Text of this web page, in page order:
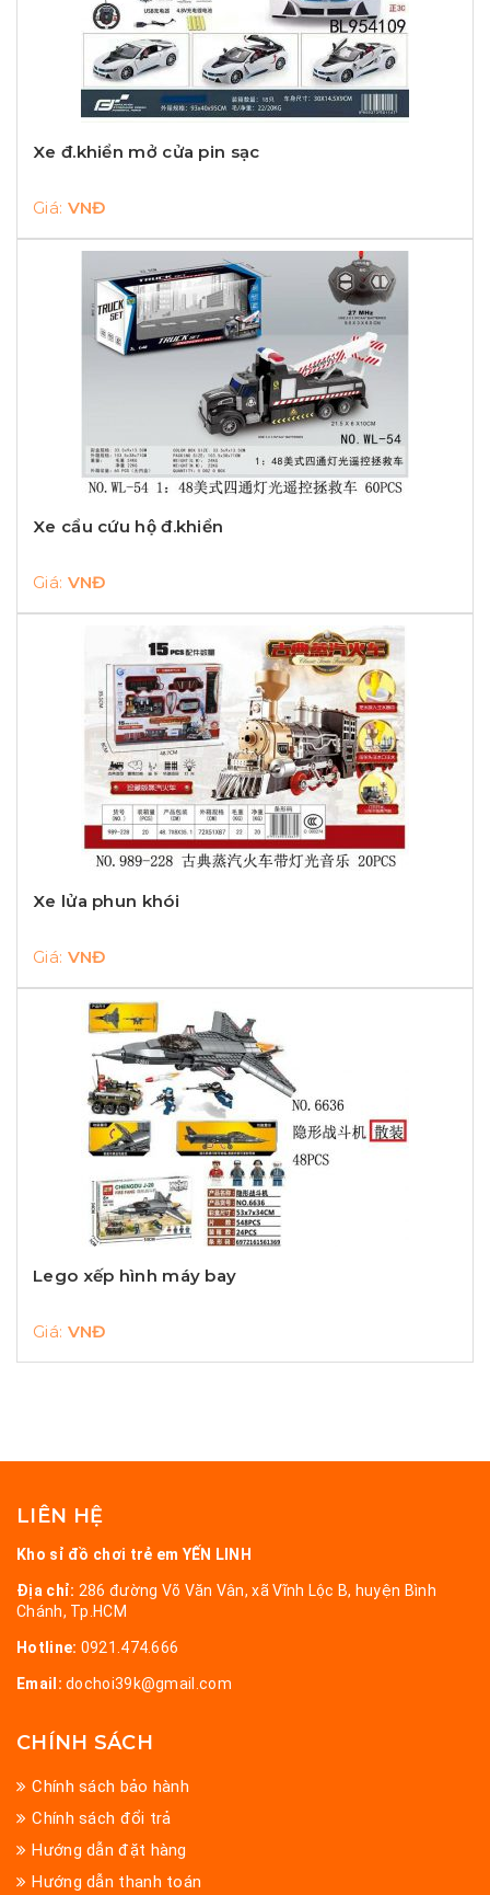
Xe đ.khiển mở cửa pin sạc
Giá: VNĐ
Xe cẩu cứu hộ đ.khiển
Giá: VNĐ
Xe lửa phun khói
Giá: VNĐ
Lego xếp hình máy bay
Giá: VNĐ
LIÊN HỆ
Kho sỉ đồ chơi trẻ em YẾN LINH
Địa chỉ: 286 đường Võ Văn Vân, xã Vĩnh Lộc B, huyện Bình
Chánh, Tp.HCM
Hotline: 0921.474.666
Email: dochoi39k@gmail.com
CHÍNH SÁCH
Chính sách bảo hành
Chính sách đổi trả
Hướng dẫn đặt hàng
Hướng dẫn thanh toán